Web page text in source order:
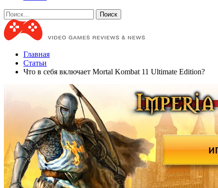
Главная
Статьи
Что в себя включает Mortal Kombat 11 Ultimate Edition?